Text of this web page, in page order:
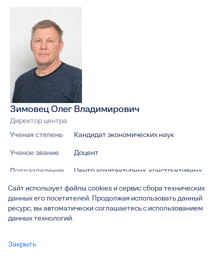
Зимовец Олег Владимирович
Директор центра
Ученая степень
Кандидат экономических наук
Ученое звание Доцент
Подразделение
Центр архитектурных, конструктивных
Институт креативных индустрий,
строительства и архитектуры, Секция
"Промышленное и гражданское
Сайт использует файлы cookies и сервис сбора технических
данных его посетителей. Продолжая использовать данный
ресурс, вы автоматически соглашаетесь с использованием
данных технологий.
Закрыть